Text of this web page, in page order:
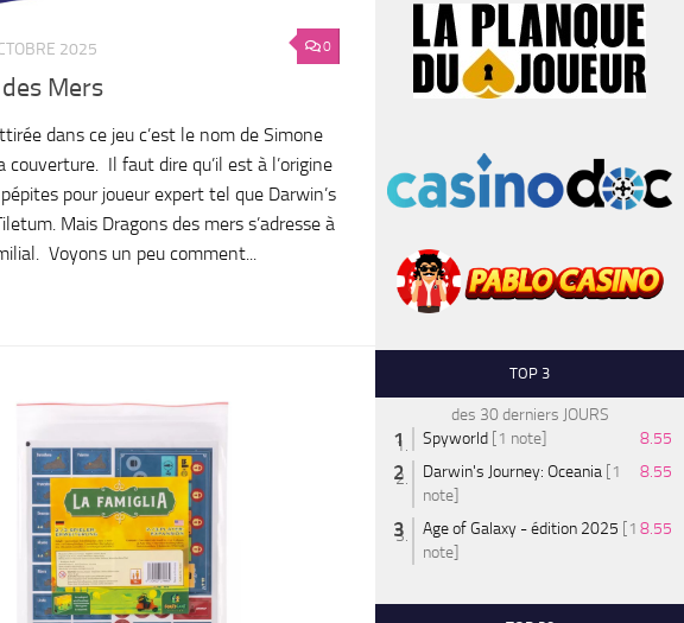
0
2025
Mers
dans ce jeu c’est le nom de Simone
couverture. Il faut dire qu’il est à l’origine
pour joueur expert tel que Darwin’s
Mais Dragons des mers s’adresse à
Voyons un peu comment...
TOP 3
des 30 derniers JOURS
Spyworld [1 note]
8.55
Darwin's Journey: Oceania [1
note]
8.55
Age of Galaxy - édition 2025 [1
note]
8.55